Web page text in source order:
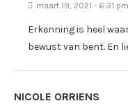
maart 19, 2021 - 6:31 pm
Erkenning is heel
bewust van bent. En
NICOLE ORRIENS